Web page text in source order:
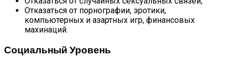
Отказаться от порнографии, эротики,
компьютерных и азартных игр, финансовых
махинаций.
Социальный Уровень